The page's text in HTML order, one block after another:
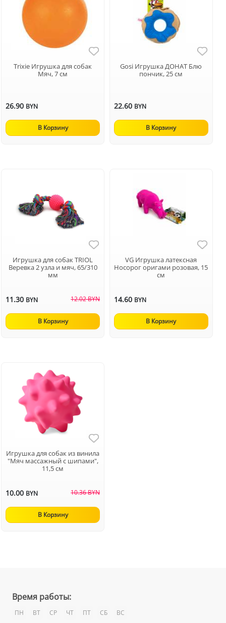
Trixie Игрушка для собак
Мяч, 7 см
26.90 BYN
В Корзину
Gosi Игрушка ДОНАТ Блю
пончик, 25 см
22.60 BYN
В Корзину
Игрушка для собак TRIOL
Веревка 2 узла и мяч, 65/310
мм
11.30 BYN 12.02 BYN
В Корзину
VG Игрушка латексная
Носорог оригами розовая, 15
см
14.60 BYN
В Корзину
Игрушка для собак из винила
"Мяч массажный с шипами",
11,5 см
10.00 BYN 10.36 BYN
В Корзину
Время работы:
ПН ВТ СР ЧТ ПТ СБ ВС